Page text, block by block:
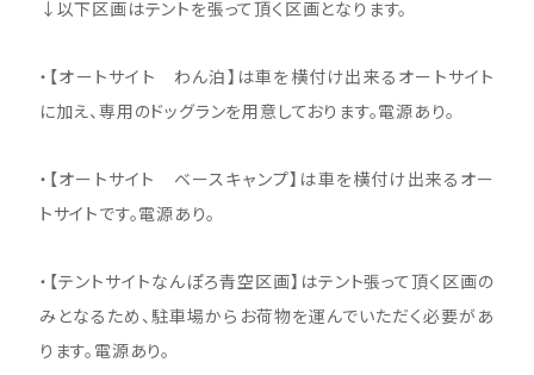
↓以下区画はテントを張って頂く区画となります。
・【オートサイト わん泊】は車を横付け出来るオートサイト
に加え、専用のドッグランを用意しております。電源あり。
・【オートサイト ベースキャンプ】は車を横付け出来るオー
トサイトです。電源あり。
・【テントサイトなんぽろ青空区画】はテント張って頂く区画の
みとなるため、駐車場からお荷物を運んでいただく必要があ
ります。電源あり。